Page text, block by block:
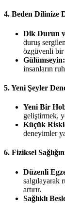
4. Beden Dilinize
Dik Durun
duruş
özgüvenli bir
Gülümseyin:
insanların
5. Yeni Şeyler
Yeni Bir
geliştirmek,
Küçük
deneyimler
6. Fiziksel
Düzenli
salgılayarak
artırır.
Sağlıklı